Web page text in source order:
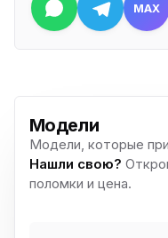
MAX
Модели
Модели, которые
Нашли свою?
поломки и цена.